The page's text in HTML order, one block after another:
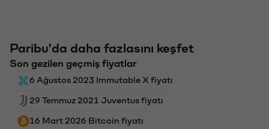
Paribu'da daha fazlasını keşfet
Son gezilen geçmiş fiyatlar
6 Ağustos 2023 Immutable X fiyatı
29 Temmuz 2021 Juventus fiyatı
16 Mart 2026 Bitcoin fiyatı